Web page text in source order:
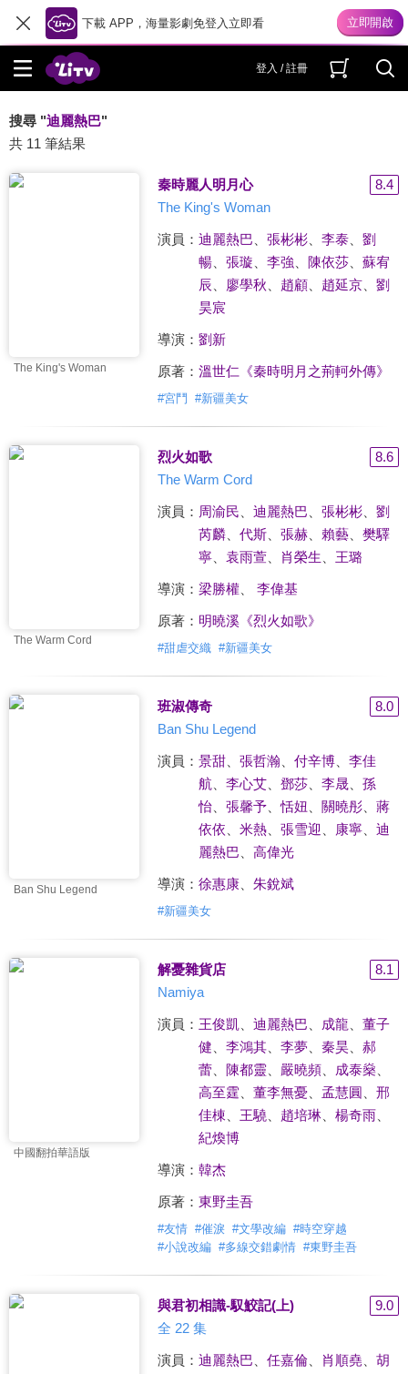
下載 APP，海量影劇免登入立即看
登入 / 註冊
搜尋 "迪麗熱巴"
共 11 筆結果
The King's Woman
秦時麗人明月心
8.4
The King's Woman
演員： 迪麗熱巴 張彬彬、 李泰、 劉
暢、 張璇 李強 陳依莎、 蘇宥
辰
廖學秋 趙顧、 趙延京、 劉
昊宸
導演： 劉新
原著： 溫世仁《秦時明月之荊軻外傳》
#宮鬥 #新疆美女
The Warm Cord
烈火如歌
8.6
The Warm Cord
演員： 周渝民 迪麗熱巴 張彬彬、 劉
芮麟、 代斯、 張赫、 賴藝、 樊驛
寧、 袁雨萱、 肖榮生 王璐
導演： 梁勝權、 李偉基
原著： 明曉溪《烈火如歌》
#甜虐交織 #新疆美女
Ban Shu Legend
班淑傳奇
8.0
Ban Shu Legend
演員： 景甜、 張哲瀚 付辛博、 李佳
航
李心艾、 鄧莎、 李晟、 孫
怡、 張馨予、恬妞 關曉彤、 蔣
依依
米熱、 張雪迎 康寧、 迪
麗熱巴
高偉光
導演： 徐惠康、 朱銳斌
#新疆美女
中國翻拍華語版
解憂雜貨店
8.1
Namiya
演員： 王俊凱 迪麗熱巴 成龍
董子
健
李鴻其、 李夢、 秦昊、 郝
蕾、 陳都靈、 嚴曉頻、 成泰燊、
高至霆、 董李無憂、 孟慧圓
邢
佳棟
王驍 趙培琳、 楊奇雨、
紀煥博
導演： 韓杰
原著： 東野圭吾
#友情 #催淚 #文學改編 #時空穿越
#小說改編 #多線交錯劇情 #東野圭吾
與君初相識-馭鮫記(上)
9.0
全 22 集
演員： 迪麗熱巴 任嘉倫、 肖順堯
胡